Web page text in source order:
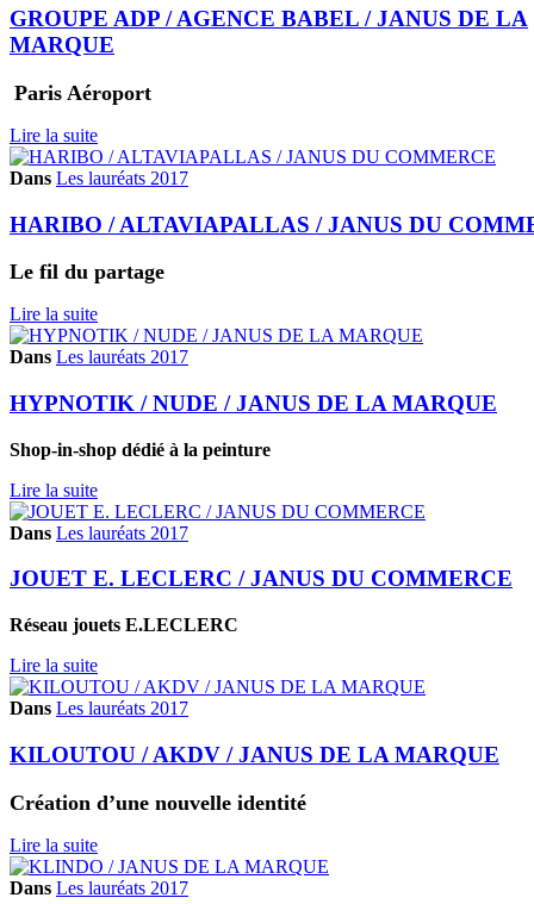
GROUPE ADP / AGENCE BABEL / JANUS DE LA
MARQUE
Paris Aéroport
Lire la suite
Dans Les lauréats 2017
HARIBO / ALTAVIAPALLAS / JANUS DU
Le fil du partage
Lire la suite
Dans Les lauréats 2017
HYPNOTIK / NUDE / JANUS DE LA MARQUE
Shop-in-shop dédié à la peinture
Lire la suite
Dans Les lauréats 2017
JOUET E. LECLERC / JANUS DU COMMERCE
Réseau jouets E.LECLERC
Lire la suite
Dans Les lauréats 2017
KILOUTOU / AKDV / JANUS DE LA MARQUE
Création d’une nouvelle identité
Lire la suite
Dans Les lauréats 2017